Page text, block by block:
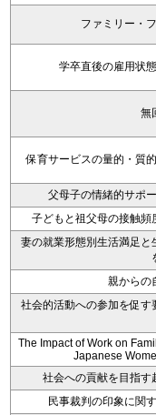
ファミリー・
学卒直後の雇用状
無
保育サービスの量的・質
父母子の情緒的サポ
子どもと祖父母の接触頻
妻の就業形態別生活満足と
親からの
社会的活動への参加を促す
The Impact of Work on
Japanese
社会への貢献を目指す
民事裁判の印象に関